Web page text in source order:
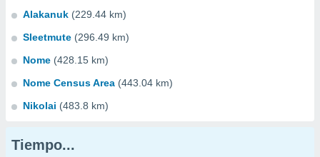
Alakanuk (229.44 km)
Sleetmute (296.49 km)
Nome (428.15 km)
Nome Census Area (443.04 km)
Nikolai (483.8 km)
Tiempo...